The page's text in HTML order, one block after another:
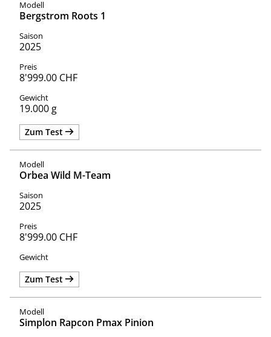
Bergstrom Roots 1
2025
8'999.00 CHF
19.000 g
Zum Test
Orbea Wild M-Team
2025
8'999.00 CHF
Zum Test
Simplon Rapcon Pmax Pinion